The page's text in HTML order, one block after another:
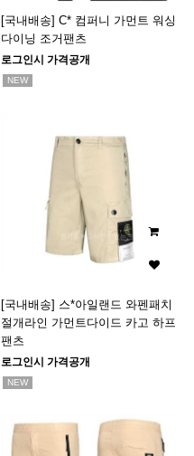
[국내배송] C* 컴퍼니 가먼트 워싱
다이닝 조거팬츠
로그인시 가격공개
NEW
[국내배송] 스*아일랜드 와펜패치
절개라인 가먼트다이드 카고 하프
팬츠
로그인시 가격공개
NEW